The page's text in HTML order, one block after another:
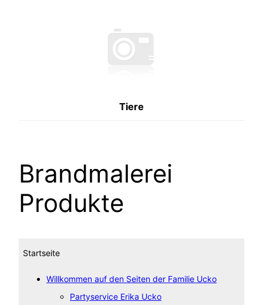
Tiere
Brandmalerei
Produkte
Startseite
Willkommen auf den Seiten der Familie Ucko
Partyservice Erika Ucko